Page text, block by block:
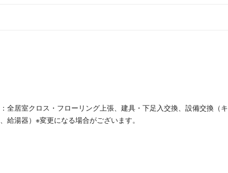
全居室クロス・フローリング上張、建具・下足入交換、設備交換（
給湯器）※変更になる場合がございます。